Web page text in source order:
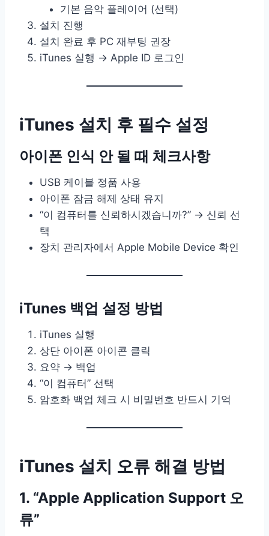
기본 음악 플레이어 (선택)
설치 진행
설치 완료 후 PC 재부팅 권장
iTunes 실행 → Apple ID 로그인
iTunes 설치 후 필수 설정
아이폰 인식 안 될 때 체크사항
USB 케이블 정품 사용
아이폰 잠금 해제 상태 유지
“이 컴퓨터를 신뢰하시겠습니까?” → 신뢰 선
택
장치 관리자에서 Apple Mobile Device 확인
iTunes 백업 설정 방법
iTunes 실행
상단 아이폰 아이콘 클릭
요약 → 백업
“이 컴퓨터” 선택
암호화 백업 체크 시 비밀번호 반드시 기억
iTunes 설치 오류 해결 방법
1. “Apple Application Support 오
류”